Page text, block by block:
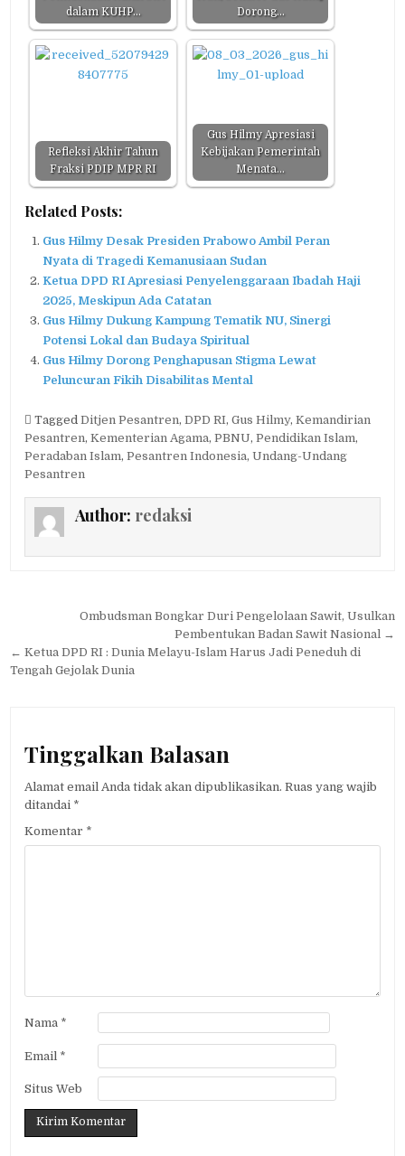
dalam KUHP…
Dorong…
Refleksi Akhir Tahun
Fraksi PDIP MPR RI
Gus Hilmy Apresiasi
Kebijakan Pemerintah
Menata…
Related Posts:
Gus Hilmy Desak Presiden Prabowo Ambil Peran
Nyata di Tragedi Kemanusiaan Sudan
Ketua DPD RI Apresiasi Penyelenggaraan Ibadah Haji
2025, Meskipun Ada Catatan
Gus Hilmy Dukung Kampung Tematik NU, Sinergi
Potensi Lokal dan Budaya Spiritual
Gus Hilmy Dorong Penghapusan Stigma Lewat
Peluncuran Fikih Disabilitas Mental
TaggedDitjen Pesantren,DPD RI,Gus Hilmy,Kemandirian
Pesantren,Kementerian Agama,PBNU,Pendidikan Islam,
Peradaban Islam,Pesantren Indonesia,Undang-Undang
Pesantren
Author: redaksi
Navigasi
pos
Ombudsman Bongkar Duri Pengelolaan Sawit, Usulkan
Pembentukan Badan Sawit Nasional →
← Ketua DPD RI : Dunia Melayu-Islam Harus Jadi Peneduh di
Tengah Gejolak Dunia
Tinggalkan Balasan
Alamat email Anda tidak akan dipublikasikan. Ruas yang wajib
ditandai *
Komentar *
Nama *
Email *
Situs Web